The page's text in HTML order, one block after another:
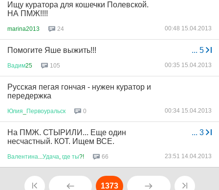
Ищу куратора для кошечки Полевской.
НА ПМЖ!!!!
marina2013 24 00:48 15.04.2013
... 5
Помогите Яше выжить!!!
Вадим25 105 00:35 15.04.2013
Русская пегая гончая - нужен куратор и
передержка
Юлия Первоуральск 0 00:34 15.04.2013
... 3
На ПМЖ. СТЫРИЛИ... Еще один
несчастный. КОТ. Ищем ВСЕ.
Валентина Удача где ты?! 66 23:51 14.04.2013
1373